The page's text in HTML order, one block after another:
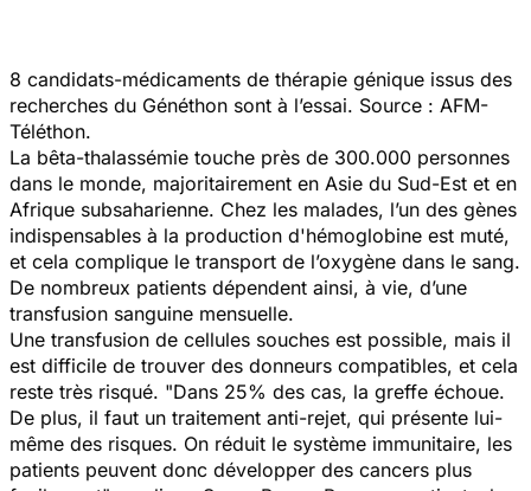
8 candidats-médicaments de thérapie génique issus des
recherches du Généthon sont à l’essai. Source : AFM-
Téléthon.
La bêta-thalassémie touche près de 300.000 personnes
dans le monde, majoritairement en Asie du Sud-Est et en
Afrique subsaharienne. Chez les malades, l’un des gènes
indispensables à la production d'hémoglobine est muté,
et cela complique le transport de l’oxygène dans le sang.
De nombreux patients dépendent ainsi, à vie, d’une
transfusion sanguine mensuelle.
Une transfusion de cellules souches est possible, mais il
est difficile de trouver des donneurs compatibles, et cela
reste très risqué. "Dans 25% des cas, la greffe échoue.
De plus, il faut un traitement anti-rejet, qui présente lui-
même des risques. On réduit le système immunitaire, les
patients peuvent donc développer des cancers plus